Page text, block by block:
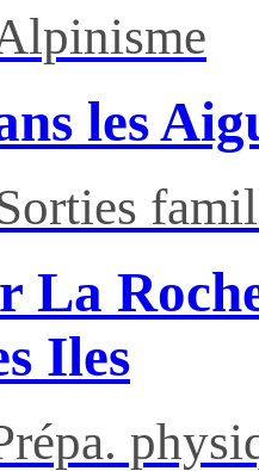
les
La
Iles